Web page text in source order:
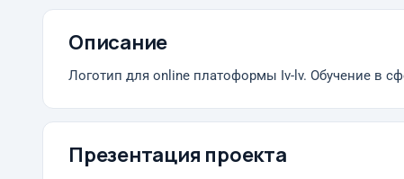
Описание
Логотип для online платоформы Iv-lv. Обучение в
Презентация проекта